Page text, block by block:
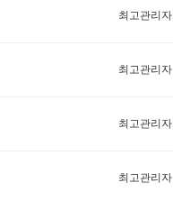
최고관리자
최고관리자
최고관리자
최고관리자